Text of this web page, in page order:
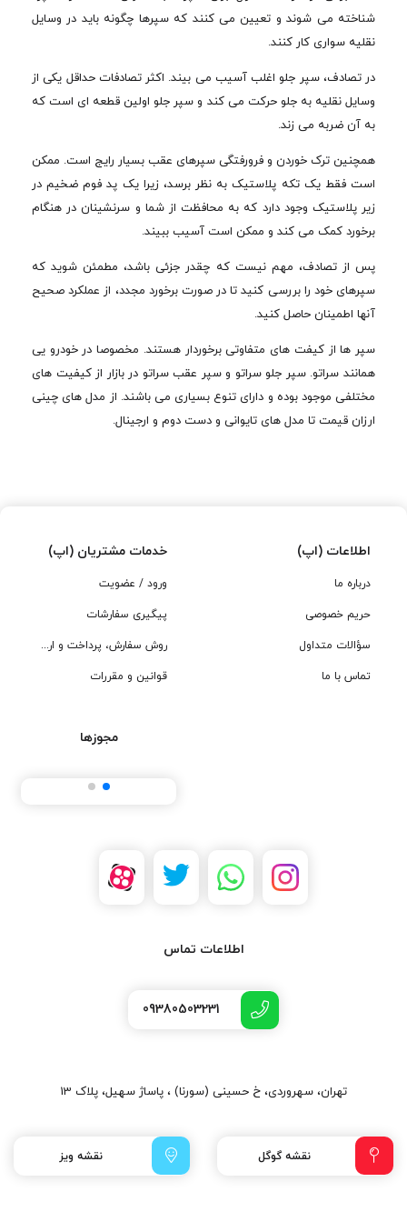
شناخته می شوند و تعیین می کنند که سپرها چگونه باید در وسایل
نقلیه سواری کار کنند.
در تصادف، سپر جلو اغلب آسیب می بیند. اکثر تصادفات حداقل یکی از
وسایل نقلیه به جلو حرکت می کند و سپر جلو اولین قطعه ای است که
به آن ضربه می زند.
همچنین ترک خوردن و فرورفتگی سپرهای عقب بسیار رایج است. ممکن
است فقط یک تکه پلاستیک به نظر برسد، زیرا یک پد فوم ضخیم در
زیر پلاستیک وجود دارد که به محافظت از شما و سرنشینان در هنگام
برخورد کمک می کند و ممکن است آسیب ببیند.
پس از تصادف، مهم نیست که چقدر جزئی باشد، مطمئن شوید که
سپرهای خود را بررسی کنید تا در صورت برخورد مجدد، از عملکرد صحیح
آنها اطمینان حاصل کنید.
سپر ها از کیفت های متفاوتی برخوردار هستند. مخصوصا در خودرو یی
همانند سراتو. سپر جلو سراتو و سپر عقب سراتو در بازار از کیفیت های
مختلفی موجود بوده و دارای تنوع بسیاری می باشند. از مدل های چینی
ارزان قیمت تا مدل های تایوانی و دست دوم و ارجینال.
اطلاعات (اپ)
درباره ما
حریم خصوصی
سؤالات متداول
تماس با ما
خدمات مشتریان (اپ)
ورود / عضویت
پیگیری سفارشات
روش سفارش، پرداخت و ارسال
قوانین و مقررات
مجوزها
اطلاعات تماس
09380503231
تهران، سهروردی، خ حسینی (سورنا) ، پاساژ سهیل، پلاک 13
نقشه گوگل نقشه ویز